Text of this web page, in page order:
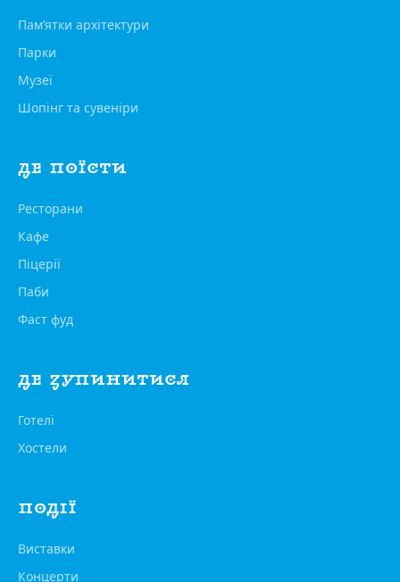
Пам’ятки архітектури
Парки
Музеї
Шопінг та сувеніри
ДЕ ПОЇСТИ
Ресторани
Кафе
Піцерії
Паби
Фаст фуд
ДЕ ЗУПИНИТИСЯ
Готелі
Хостели
ПОДІЇ
Виставки
Концерти